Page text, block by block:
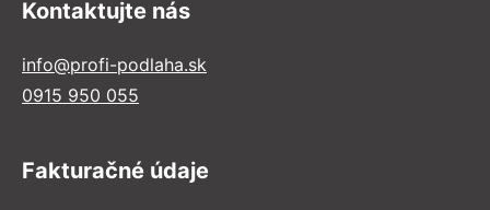
Kontaktujte nás
info@profi-podlaha.sk
0915 950 055
Fakturačné údaje